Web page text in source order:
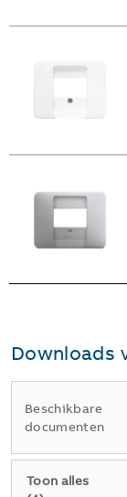
Downloads
Beschikbare
documenten
Toon alles